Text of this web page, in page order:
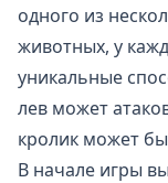
одного из
животных, у
уникальные
лев может
кролик может
В начале игры